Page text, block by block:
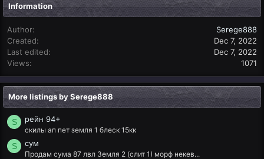
Information
Author
Serege888
Created
Dec 7, 2022
Last edited
Dec 7, 2022
Views
1071
More listings by Serege888
S рейн 94+
скилы ап пет земля 1 блеск 15кк
S сум
Продам сума 87 лвл Земля 2 (слит 1) морф некев...